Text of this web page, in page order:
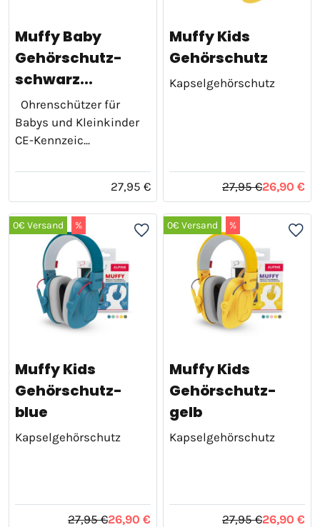
Muffy Baby
Gehörschutz-
schwarz...
Ohrenschützer für
Babys und Kleinkinder
CE-Kennzeic...
27,95 €
Muffy Kids
Gehörschutz
Kapselgehörschutz
27,95 €26,90 €
0€ Versand %
Muffy Kids
Gehörschutz-
blue
Kapselgehörschutz
27,95 €26,90 €
0€ Versand %
Muffy Kids
Gehörschutz-
gelb
Kapselgehörschutz
27,95 €26,90 €